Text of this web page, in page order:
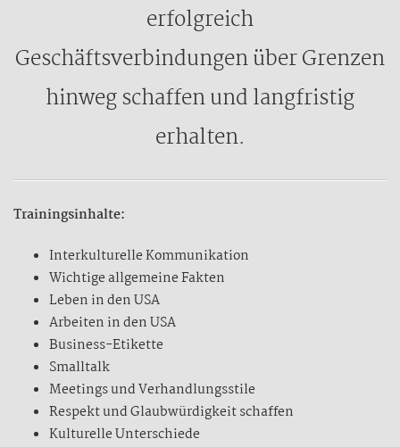
erfolgreich
Geschäftsverbindungen über Grenzen
hinweg schaffen und langfristig
erhalten.
Trainingsinhalte:
Interkulturelle Kommunikation
Wichtige allgemeine Fakten
Leben in den USA
Arbeiten in den USA
Business-Etikette
Smalltalk
Meetings und Verhandlungsstile
Respekt und Glaubwürdigkeit schaffen
Kulturelle Unterschiede